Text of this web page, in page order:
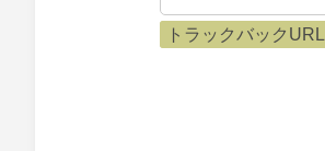
トラックバックURL